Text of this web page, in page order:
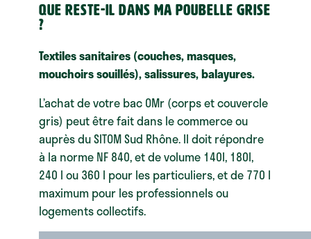
Que reste-il dans ma Poubelle grise
?
Textiles sanitaires (couches, masques,
mouchoirs souillés), salissures, balayures.
L’achat de votre bac OMr (corps et couvercle
gris) peut être fait dans le commerce ou
auprès du SITOM Sud Rhône. Il doit répondre
à la norme NF 840, et de volume 140l, 180l,
240 l ou 360 l pour les particuliers, et de 770 l
maximum pour les professionnels ou
logements collectifs.